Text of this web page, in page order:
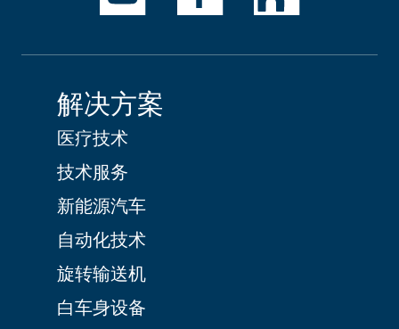
解决方案
医疗技术
技术服务
新能源汽车
自动化技术
旋转输送机
白车身设备